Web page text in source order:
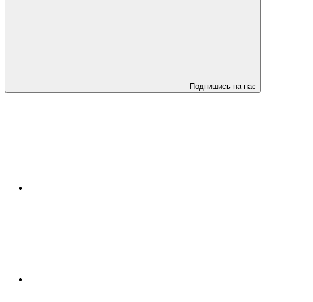
Подпишись на нас